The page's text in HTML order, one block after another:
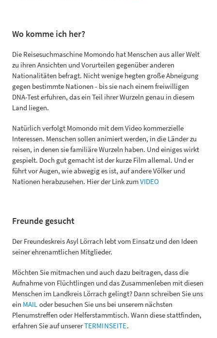
Wo komme ich her?
Die Reisesuchmaschine Momondo hat Menschen aus aller Welt
zu ihren Ansichten und Vorurteilen gegenüber anderen
Nationalitäten befragt. Nicht wenige hegten große Abneigung
gegen bestimmte Nationen - bis sie nach einem freiwilligen
DNA-Test erfuhren, das ein Teil ihrer Wurzeln genau in diesem
Land liegen.
Natürlich verfolgt Momondo mit dem Video kommerzielle
Interessen. Menschen sollen animiert werden, in die Länder zu
reisen, in denen sie familiäre Wurzeln haben. Und einiges wirkt
gespielt. Doch gut gemacht ist der kurze Film allemal. Und er
führt vor Augen, wie abwegig es ist, auf andere Völker und
Nationen herabzusehen. Hier der Link zumVIDEO
Freunde gesucht
Der Freundeskreis Asyl Lörrach lebt vom Einsatz und den Ideen
seiner ehrenamtlichen Mitglieder.
Möchten Sie mitmachen und auch dazu beitragen, dass die
Aufnahme von Flüchtlingen und das Zusammenleben mit diesen
Menschen im Landkreis Lörrach gelingt? Dann schreiben Sie uns
ein MAIL oder besuchen Sie uns bei unserem nächsten
Plenumstreffen oder Helferstammtisch. Wann diese stattfinden,
erfahren Sie auf unsererTERMINSEITE.